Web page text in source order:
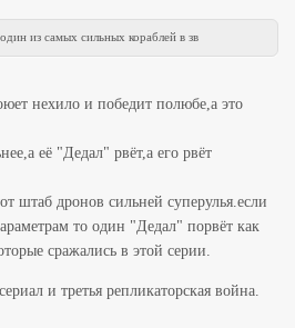
из самых сильных кораблей в зв
нехило и победит полюбе,а это
её "Дедал" рвёт,а его рвёт
штаб дронов сильней суперулья.если
то один "Дедал" порвёт как
сражались в этой серии.
и третья репликаторская война.